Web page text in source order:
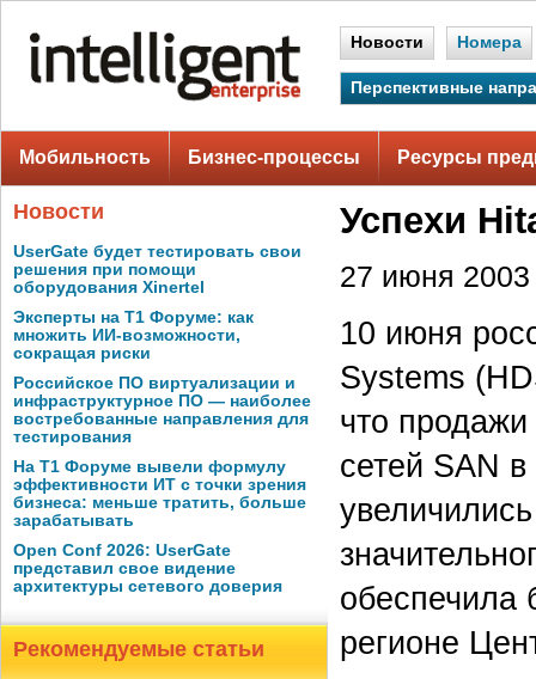
Новости Номера
Перспективные
Мобильность Бизнес-процессы Ресурсы
Новости
UserGate будет тестировать свои
решения при помощи
оборудования Xinertel
Эксперты на Т1 Форуме: как
множить ИИ-возможности,
сокращая риски
Российское ПО виртуализации и
инфраструктурное ПО — наиболее
востребованные направления для
тестирования
На Т1 Форуме вывели формулу
эффективности ИТ с точки зрения
бизнеса: меньше тратить, больше
зарабатывать
Open Conf 2026: UserGate
представил свое видение
архитектуры сетевого доверия
Рекомендуемые статьи
Успехи
27 июня 2003
10 июня
Systems
что
сетей SAN
обеспечила
регионе